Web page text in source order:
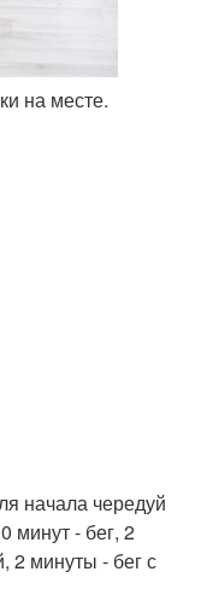
на месте.
начала чередуй
минут - бег, 2
2 минуты - бег с